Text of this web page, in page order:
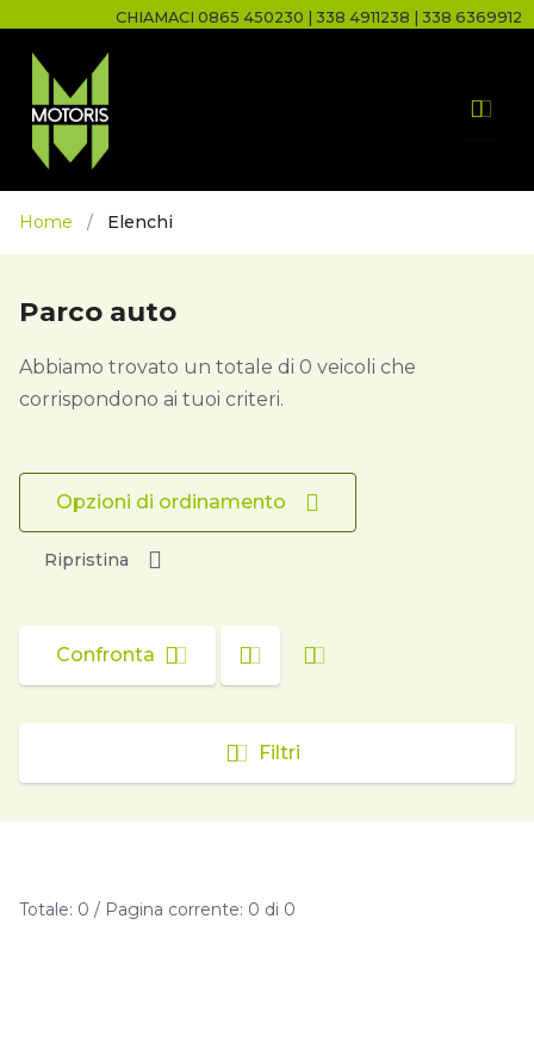
CHIAMACI 0865 450230 338 4911238 338 6369912
Home / Elenchi
Parco auto
Abbiamo trovato un totale di 0 veicoli che
corrispondono ai tuoi criteri.
Opzioni di ordinamento
Ripristina
Confronta
Filtri
Totale: 0 / Pagina corrente: 0 di 0